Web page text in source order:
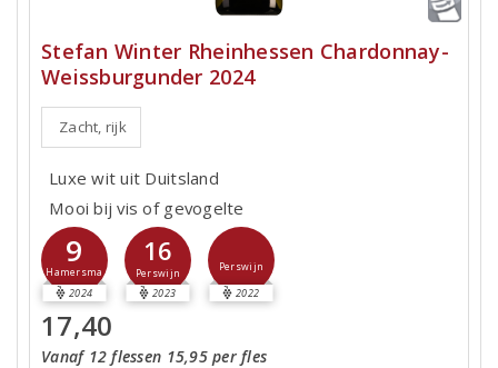
Stefan Winter Rheinhessen Chardonnay-
Weissburgunder 2024
Zacht, rijk
Luxe wit uit Duitsland
Mooi bij vis of gevogelte
9
Hamersma
2024
16
Perswijn
2023
Perswijn
2022
17,40
Vanaf 12 flessen 15,95 per fles